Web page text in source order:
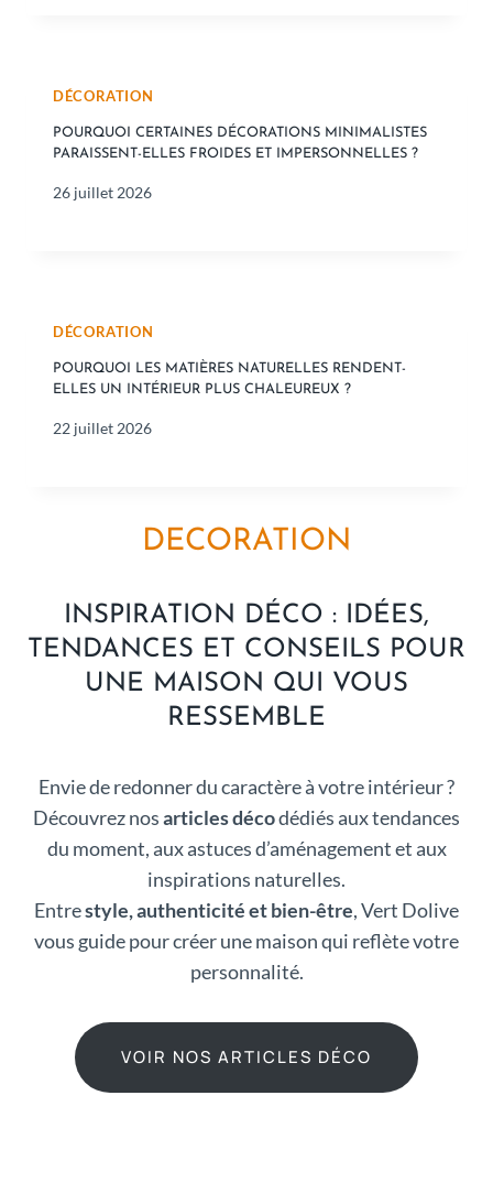
DÉCORATION
POURQUOI CERTAINES DÉCORATIONS MINIMALISTES
PARAISSENT-ELLES FROIDES ET IMPERSONNELLES ?
26 juillet 2026
DÉCORATION
POURQUOI LES MATIÈRES NATURELLES RENDENT-
ELLES UN INTÉRIEUR PLUS CHALEUREUX ?
22 juillet 2026
DECORATION
INSPIRATION DÉCO : IDÉES,
TENDANCES ET CONSEILS POUR
UNE MAISON QUI VOUS
RESSEMBLE
Envie de redonner du caractère à votre intérieur ?
Découvrez nosarticles décodédiés aux tendances
du moment, aux astuces d’aménagement et aux
inspirations naturelles.
Entrestyle, authenticité et bien-être, Vert Dolive
vous guide pour créer une maison qui reflète votre
personnalité.
VOIR NOS ARTICLES DÉCO